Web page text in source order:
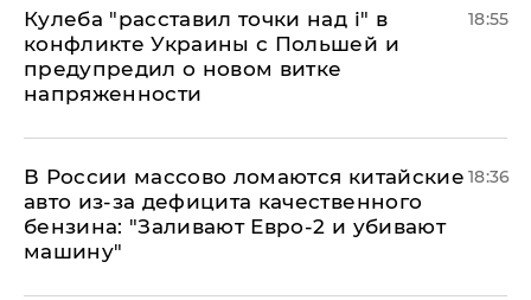
Кулеба "расставил точки над і" в
конфликте Украины с Польшей и
предупредил о новом витке
напряженности
18:55
В России массово ломаются китайские
авто из-за дефицита качественного
бензина: "Заливают Евро-2 и убивают
машину"
18:36